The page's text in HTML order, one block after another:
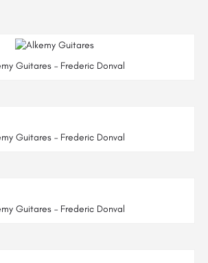
Guitares – Frederic Donval
Guitares – Frederic Donval
Guitares – Frederic Donval